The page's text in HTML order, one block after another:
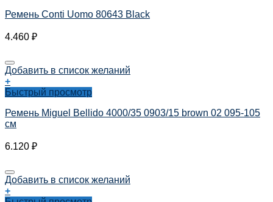
Ремень Conti Uomo 80643 Black
4.460 ₽
Добавить в список желаний
+
Быстрый просмотр
Ремень Miguel Bellido 4000/35 0903/15 brown 02 095-105
см
6.120 ₽
Добавить в список желаний
+